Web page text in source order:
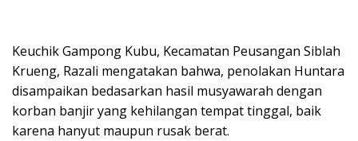
Keuchik Gampong Kubu, Kecamatan Peusangan Siblah
Krueng, Razali mengatakan bahwa, penolakan Huntara
disampaikan bedasarkan hasil musyawarah dengan
korban banjir yang kehilangan tempat tinggal, baik
karena hanyut maupun rusak berat.